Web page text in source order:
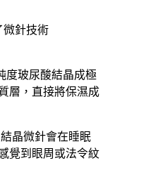
微針技術
度玻尿酸結晶成極
層，直接將保濕成
晶微針會在睡眠
覺到眼周或法令紋